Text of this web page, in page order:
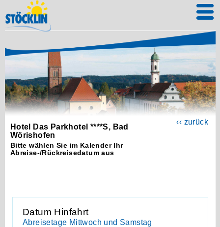
Hotel Das Parkhotel ****S, Bad
Wörishofen
Bitte wählen Sie im Kalender Ihr
Abreise-/Rückreisedatum aus
‹‹ zurück
Datum Hinfahrt
Abreisetage Mittwoch und Samstag